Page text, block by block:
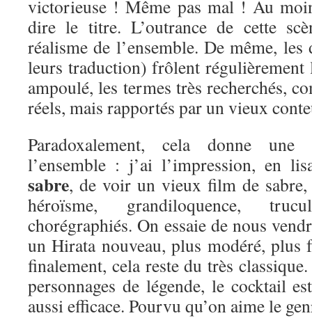
victorieuse ! Même pas mal ! Au
dire le titre. L’outrance de cette
réalisme de l’ensemble. De même,
leurs traduction) frôlent
ampoulé, les termes très recherchés,
réels, mais rapportés par un vieux
Paradoxalement, cela donne une
l’ensemble : j’ai l’impression, en
sabre, de voir un vieux film de sabre,
héroïsme, grandiloquence,
chorégraphiés. On essaie de nous
un Hirata nouveau, plus modéré, plus
finalement, cela reste du très
personnages de légende, le cocktail
aussi efficace. Pourvu qu’on aime le